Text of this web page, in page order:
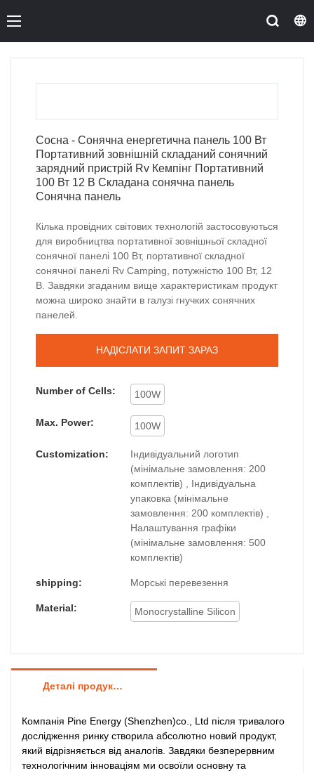
Сосна - Сонячна енергетична панель 100 Вт
Портативний зовнішній складаний сонячний
зарядний пристрій Rv Кемпінг Портативний
100 Вт 12 В Складана сонячна панель
Сонячна панель
Кілька провідних світових технологій застосовуються
для виробництва портативної зовнішньої складної
сонячної панелі 100 Вт, портативної складної
сонячної панелі Rv Camping, потужністю 100 Вт, 12
В. Завдяки згаданим вище характеристикам продукт
можна широко знайти в галузі гнучких сонячних
панелей.
НАДІСЛАТИ ЗАПИТ ЗАРАЗ
Number of Cells: 100W
Max. Power: 100W
Customization:
Індивідуальний логотип
(мінімальне замовлення: 200
комплектів) , Індивідуальна
упаковка (мінімальне
замовлення: 200 комплектів) ,
Налаштування графіки
(мінімальне замовлення: 500
комплектів)
shipping: Морські перевезення
Material: Monocrystalline Silicon
Деталі продуктів
Компанія Pine Energy (Shenzhen)co., Ltd після тривалого
дослідження ринку створила абсолютно новий продукт,
який відрізняється від аналогів. Завдяки безперервним
технологічним інноваціям ми освоїли основну та